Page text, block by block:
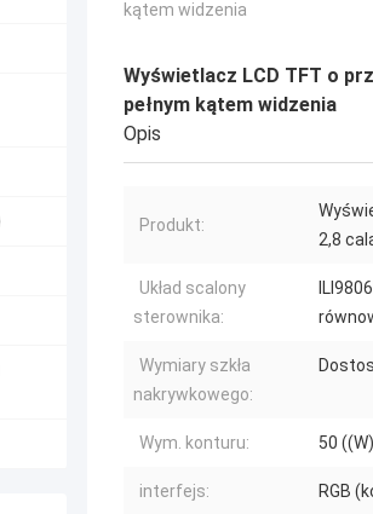
kątem widzenia
Wyświetlacz LCD TFT o
pełnym kątem widzenia
Opis
Produkt:
2,8
Układ scalony
sterownika:
Wymiary szkła
nakrywkowego:
Wym. konturu: 50
interfejs: RGB